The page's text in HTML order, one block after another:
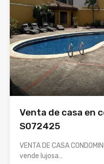
Venta de casa en
S072425
VENTA DE CASA
vende lujosa…